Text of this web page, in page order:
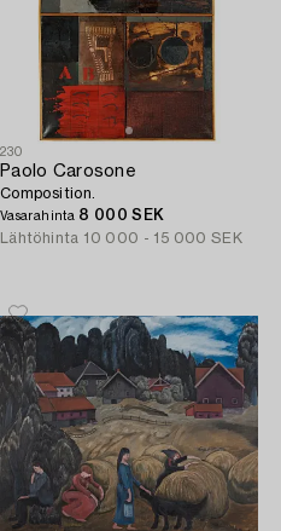
230
Paolo Carosone
Composition.
Vasarahinta 8 000 SEK
Lähtöhinta 10 000 - 15 000 SEK